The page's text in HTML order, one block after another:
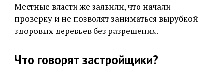
Местные власти же заявили, что начали
проверку и не позволят заниматься вырубкой
здоровых деревьев без разрешения.
Что говорят застройщики?